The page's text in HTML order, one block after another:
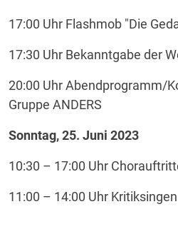
17:00 Uhr Flashmob "Die
17:30 Uhr Bekanntgabe der
20:00 Uhr Abendprogramm/
Gruppe ANDERS
Sonntag, 25. Juni 2023
10:30 – 17:00 Uhr
11:00 – 14:00 Uhr Kritiksingen